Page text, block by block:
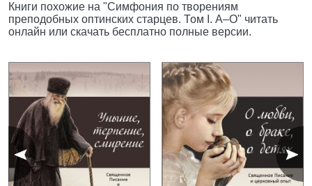
Книги похожие на "Симфония по творениям
преподобных оптинских старцев. Том I. А–О" читать
онлайн или скачать бесплатно полные версии.